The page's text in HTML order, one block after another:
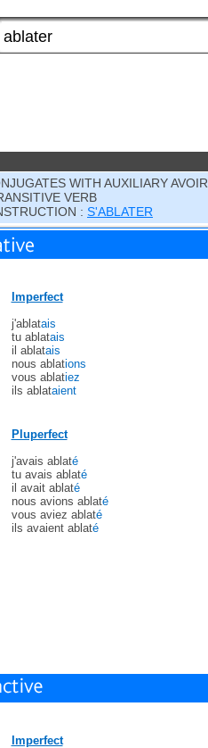
WITH AUXILIARY AVOIR
VERB
: S'ABLATER
Imperfect
j'ablatais
tu ablatais
il ablatais
nous ablations
vous ablatiez
ils ablataient
Pluperfect
j'avais ablaté
tu avais ablaté
il avait ablaté
nous avions ablaté
vous aviez ablaté
ils avaient ablaté
Imperfect